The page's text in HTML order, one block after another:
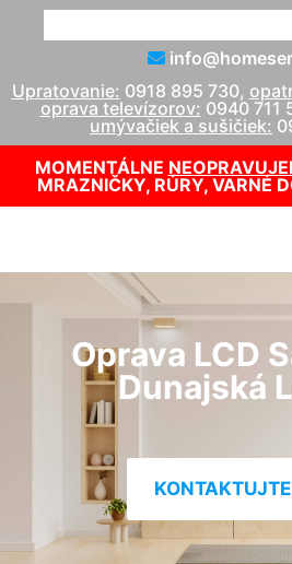
Upratovanie: 0918 895 730,
oprava televízorov: 0940 711
umývačiek a sušičiek:
MOMENTÁLNE
MRAZNIČKY, RÚRY, VARNÉ
Oprava LCD
Dunajská